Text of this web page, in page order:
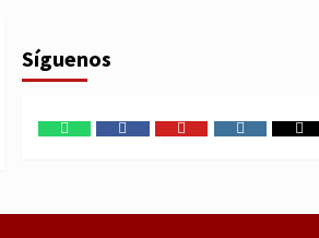
Síguenos
WhatsAppFacebookYoutubeInstagram
X